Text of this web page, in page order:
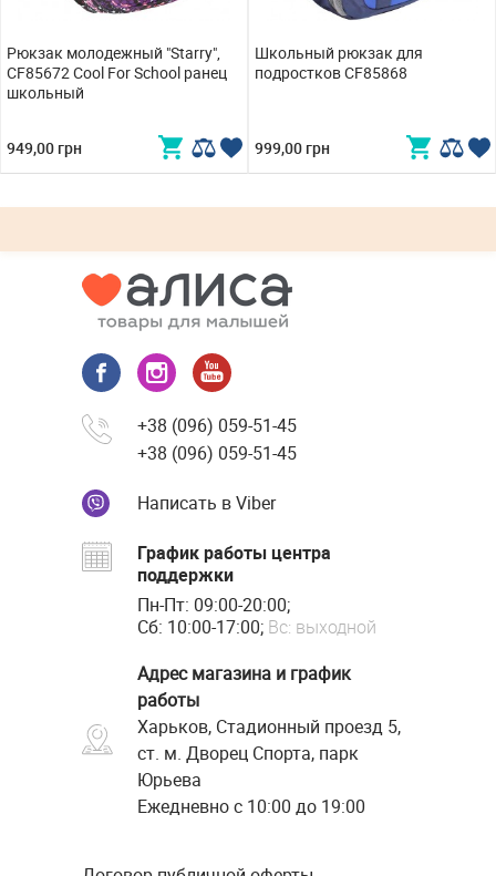
Рюкзак молодежный "Starry",
CF85672 Cool For School ранец
школьный
949,00 грн
Школьный рюкзак для
подростков CF85868
999,00 грн
+38 (096) 059-51-45
+38 (096) 059-51-45
Написать в Viber
График работы центра
поддержки
Пн-Пт: 09:00-20:00;
Сб: 10:00-17:00; Вс: выходной
Адрес магазина и график
работы
Харьков, Стадионный проезд 5,
ст. м. Дворец Спорта, парк
Юрьева
Ежедневно с 10:00 до 19:00